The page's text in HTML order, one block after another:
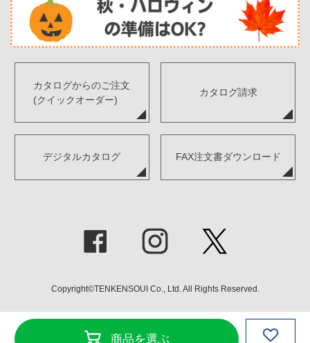
商品を選ぶ
カタログからのご注文
(クイックオーダー)
カタログ請求
デジタルカタログ FAX注文書ダウンロード
Copyright©TENKENSOUI Co., Ltd. All Rights Reserved.